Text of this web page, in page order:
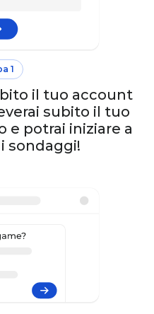
1
il tuo account
subito il tuo
e potrai iniziare a
sondaggi!